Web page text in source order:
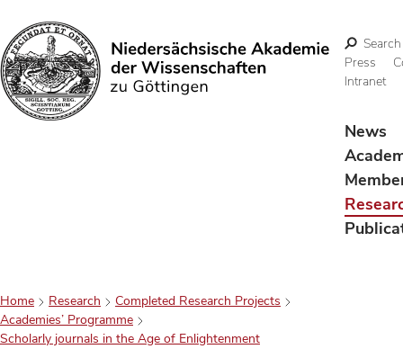
Search
Search
Press
Intranet
News
Home Research
Completed Research Projects
Academies’ Programme
Scholarly journals in the Age of Enlightenment